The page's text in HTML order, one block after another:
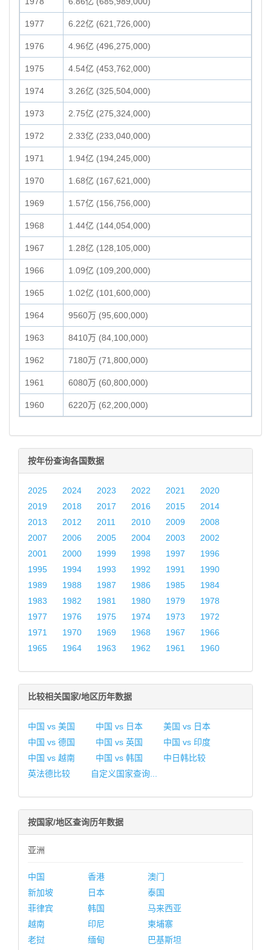
1977 6.22亿 (621,726,000)
1976 4.96亿 (496,275,000)
1975 4.54亿 (453,762,000)
1974 3.26亿 (325,504,000)
1973 2.75亿 (275,324,000)
1972 2.33亿 (233,040,000)
1971 1.94亿 (194,245,000)
1970 1.68亿 (167,621,000)
1969 1.57亿 (156,756,000)
1968 1.44亿 (144,054,000)
1967 1.28亿 (128,105,000)
1966 1.09亿 (109,200,000)
1965 1.02亿 (101,600,000)
1964 9560万 (95,600,000)
1963 8410万 (84,100,000)
1962 7180万 (71,800,000)
1961 6080万 (60,800,000)
1960 6220万 (62,200,000)
按年份查询各国数据
2025 2024 2023 2022 2021
2020
2019
2018 2017 2016 2015
2014
2013
2012 2011 2010 2009
2008
2007
2006 2005 2004 2003
2002
2001
2000 1999 1998 1997
1996
1995
1994 1993 1992 1991
1990
1989
1988 1987 1986 1985
1984
1983
1982 1981 1980 1979
1978
1977
1976 1975 1974 1973
1972
1971
1970 1969 1968 1967
1966
1965
1964 1963 1962 1961 1960
比较相关国家/地区历年数据
中国 vs 美国 中国 vs 日本
美国 vs 日本
中国 vs 德国
中国 vs 英国
中国 vs 印度
中国 vs 越南
中国 vs 韩国
中日韩比较
英法德比较
自定义国家查询...
按国家/地区查询历年数据
亚洲
中国 香港
澳门
新加坡
日本
泰国
菲律宾
韩国
马来西亚
越南
印尼
柬埔寨
老挝
缅甸
巴基斯坦